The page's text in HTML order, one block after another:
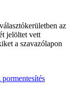
az
jelöltet vett
a szavazólapon